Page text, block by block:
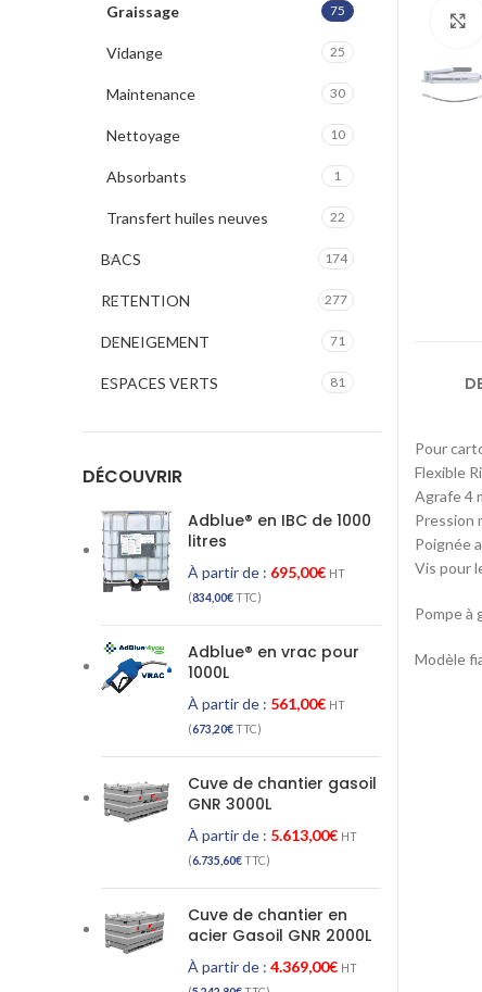
Pour
Flexible
Agrafe 4
Pression
Poignée
Vis pour
Pompe à
Modèle
Graissage 75
Vidange 25
Maintenance 30
Nettoyage 10
Absorbants 1
Transfert huiles neuves 22
BACS 174
RETENTION 277
DENEIGEMENT 71
ESPACES VERTS 81
DÉCOUVRIR
Adblue® en IBC de 1000
litres
À partir de : 695,00€ HT
(834,00€TTC)
Adblue® en vrac pour
1000L
À partir de : 561,00€ HT
(673,20€TTC)
Cuve de chantier gasoil
GNR 3000L
À partir de : 5.613,00€ HT
(6.735,60€TTC)
Cuve de chantier en
acier Gasoil GNR 2000L
À partir de : 4.369,00€ HT